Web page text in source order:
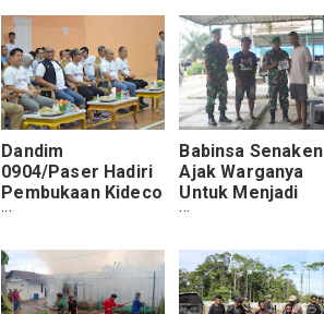
Dandim
0904/Paser Hadiri
Pembukaan Kideco
Futsal CUP V
Babinsa Senaken
Ajak Warganya
Untuk Menjadi
Prajurit TNI AD